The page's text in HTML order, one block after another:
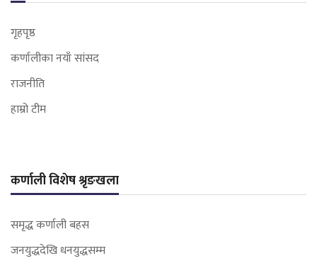
गृहपृष्ठ
कर्णालीका नयाँ सांसद
राजनीति
हाम्रो टीम
कर्णाली विशेष श्रृङखला
समृद्ध कर्णाली बहस
जनयुद्धदेखि धनयुद्धसम्म